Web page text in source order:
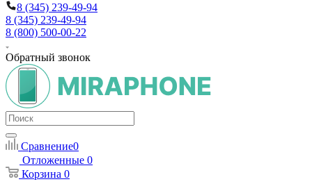
8 (345) 239-49-94
8 (345) 239-49-94
8 (800) 500-00-22
Обратный звонок
Сравнение0
Отложенные 0
Корзина 0